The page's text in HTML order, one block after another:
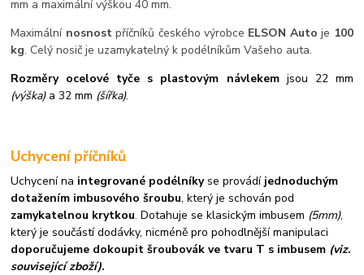
mm a maximální výškou 40 mm.
Maximální nosnostpříčníků českého výrobce ELSON Autoje 100
kg. Celý nosič je uzamykatelný k podélníkům Vašeho auta.
Rozměry ocelové tyče s plastovým návlekemjsou 22 mm
(výška)a 32 mm (šířka).
Uchycení příčníků
Uchycení na integrované podélníkyse provádí jednoduchým
dotažením imbusového šroubu, který je schován pod
zamykatelnou krytkou. Dotahuje se klasickým imbusem (5mm),
který je součástí dodávky, nicméně pro pohodlnější manipulaci
doporučujeme dokoupit šroubovák ve tvaru T s imbusem (viz.
související zboží).